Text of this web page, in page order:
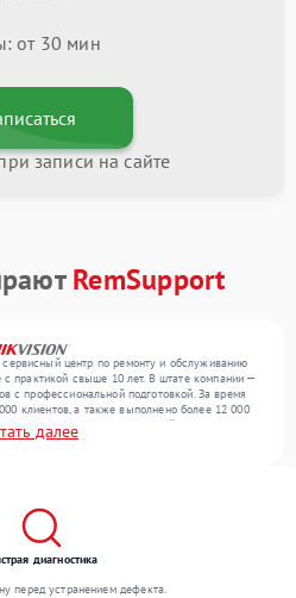
от 30 мин
записи на сайте
RemSupport
центр по ремонту и обслуживанию
практикой свыше 10 лет. В штате компании —
с профессиональной подготовкой. За время
клиентов, а также выполнено более 12 000
поступает более 300 устройств, включая , , .
неисправностей и поддерживаем высокий
далее
диагностика
перед устранением дефекта.